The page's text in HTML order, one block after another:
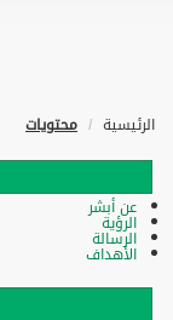
الرئيسية محتويات
عن أبشر
الرؤية
الرسالة
الأهداف